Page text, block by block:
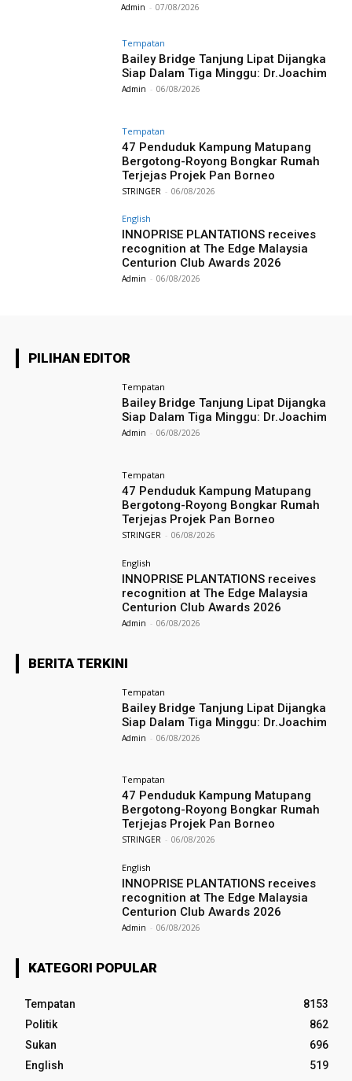
Admin - 07/08/2026
Tempatan
Bailey Bridge Tanjung Lipat Dijangka
Siap Dalam Tiga Minggu: Dr.Joachim
Admin - 06/08/2026
Tempatan
47 Penduduk Kampung Matupang
Bergotong-Royong Bongkar Rumah
Terjejas Projek Pan Borneo
STRINGER - 06/08/2026
English
INNOPRISE PLANTATIONS receives
recognition at The Edge Malaysia
Centurion Club Awards 2026
Admin - 06/08/2026
PILIHAN EDITOR
Tempatan
Bailey Bridge Tanjung Lipat Dijangka
Siap Dalam Tiga Minggu: Dr.Joachim
Admin - 06/08/2026
Tempatan
47 Penduduk Kampung Matupang
Bergotong-Royong Bongkar Rumah
Terjejas Projek Pan Borneo
STRINGER - 06/08/2026
English
INNOPRISE PLANTATIONS receives
recognition at The Edge Malaysia
Centurion Club Awards 2026
Admin - 06/08/2026
BERITA TERKINI
Tempatan
Bailey Bridge Tanjung Lipat Dijangka
Siap Dalam Tiga Minggu: Dr.Joachim
Admin - 06/08/2026
Tempatan
47 Penduduk Kampung Matupang
Bergotong-Royong Bongkar Rumah
Terjejas Projek Pan Borneo
STRINGER - 06/08/2026
English
INNOPRISE PLANTATIONS receives
recognition at The Edge Malaysia
Centurion Club Awards 2026
Admin - 06/08/2026
KATEGORI POPULAR
Tempatan
8153
Politik
862
Sukan
696
English
519